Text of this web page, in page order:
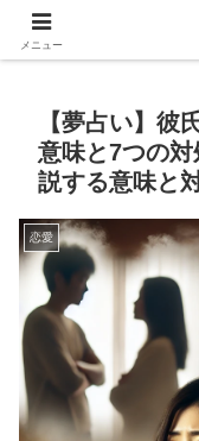
恋愛共感エピソー
【夢占い】彼
意味と7つの
説する意味と
恋愛
メニュー